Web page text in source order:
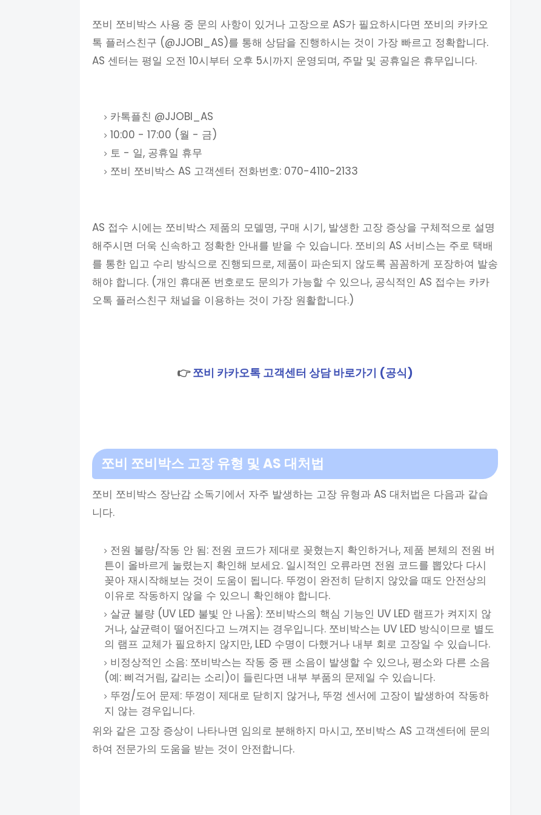
쪼비 쪼비박스 사용 중 문의 사항이 있거나 고장으로 AS가 필요하시다면 쪼비의 카카오
톡 플러스친구 (@JJOBI_AS)를 통해 상담을 진행하시는 것이 가장 빠르고 정확합니다.
AS 센터는 평일 오전 10시부터 오후 5시까지 운영되며, 주말 및 공휴일은 휴무입니다.
카톡플친 @JJOBI_AS
10:00 - 17:00 (월 - 금)
토 - 일, 공휴일 휴무
쪼비 쪼비박스 AS 고객센터 전화번호: 070-4110-2133
AS 접수 시에는 쪼비박스 제품의 모델명, 구매 시기, 발생한 고장 증상을 구체적으로 설명
해주시면 더욱 신속하고 정확한 안내를 받을 수 있습니다. 쪼비의 AS 서비스는 주로 택배
를 통한 입고 수리 방식으로 진행되므로, 제품이 파손되지 않도록 꼼꼼하게 포장하여 발송
해야 합니다. (개인 휴대폰 번호로도 문의가 가능할 수 있으나, 공식적인 AS 접수는 카카
오톡 플러스친구 채널을 이용하는 것이 가장 원활합니다.)
👉쪼비 카카오톡 고객센터 상담 바로가기 (공식)
쪼비 쪼비박스 고장 유형 및 AS 대처법
쪼비 쪼비박스 장난감 소독기에서 자주 발생하는 고장 유형과 AS 대처법은 다음과 같습
니다.
전원 불량/작동 안 됨: 전원 코드가 제대로 꽂혔는지 확인하거나, 제품 본체의 전원 버
튼이 올바르게 눌렸는지 확인해 보세요. 일시적인 오류라면 전원 코드를 뽑았다 다시
꽂아 재시작해보는 것이 도움이 됩니다. 뚜껑이 완전히 닫히지 않았을 때도 안전상의
이유로 작동하지 않을 수 있으니 확인해야 합니다.
살균 불량 (UV LED 불빛 안 나옴): 쪼비박스의 핵심 기능인 UV LED 램프가 켜지지 않
거나, 살균력이 떨어진다고 느껴지는 경우입니다. 쪼비박스는 UV LED 방식이므로 별도
의 램프 교체가 필요하지 않지만, LED 수명이 다했거나 내부 회로 고장일 수 있습니다.
비정상적인 소음: 쪼비박스는 작동 중 팬 소음이 발생할 수 있으나, 평소와 다른 소음
(예: 삐걱거림, 갈리는 소리)이 들린다면 내부 부품의 문제일 수 있습니다.
뚜껑/도어 문제: 뚜껑이 제대로 닫히지 않거나, 뚜껑 센서에 고장이 발생하여 작동하
지 않는 경우입니다.
위와 같은 고장 증상이 나타나면 임의로 분해하지 마시고, 쪼비박스 AS 고객센터에 문의
하여 전문가의 도움을 받는 것이 안전합니다.